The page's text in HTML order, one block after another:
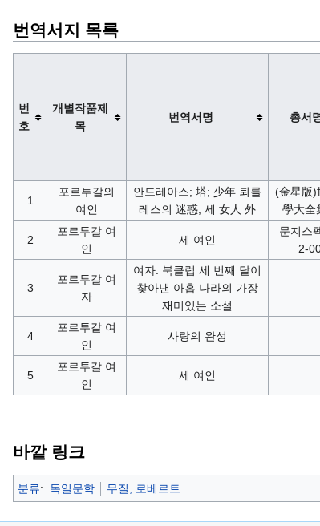
번역서지 목록
번
호
개별작품제
목
번역서명 총서
1
포르투갈의
여인
안드레아스; 塔; 少年 퇴를
레스의 迷惑; 세 女人 外
(金星版)
學大全
2
포르투갈 여
인
세 여인
문지스
2-
3
포르투갈 여
자
여자: 북클럽 세 번째 달이
찾아낸 아홉 나라의 가장
재미있는 소설
4
포르투갈 여
인
사랑의 완성
5
포르투갈 여
인
세 여인
바깥 링크
분류: 독일문학 무질, 로베르트